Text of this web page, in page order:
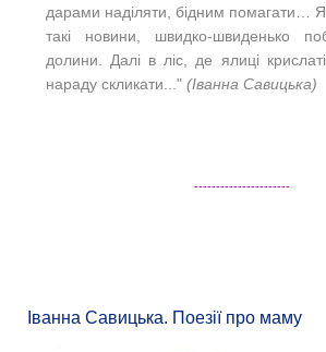
дарами наділяти, бідним помагати…
такі новини, швидко-швиденько
долини. Далі в ліс, де ялиці
нараду скликати..." (Іванна Савицька)
----------------------
Іванна Савицька. Поезії про маму